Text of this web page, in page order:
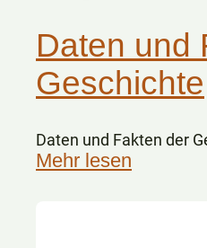
Daten und
Geschichte
Daten und Fakten der
Mehr lesen